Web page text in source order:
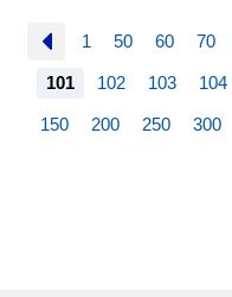
1 50 60 70
101 102 103 104
150 200 250 300